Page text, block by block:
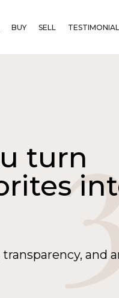
BUY SELL
turn
and